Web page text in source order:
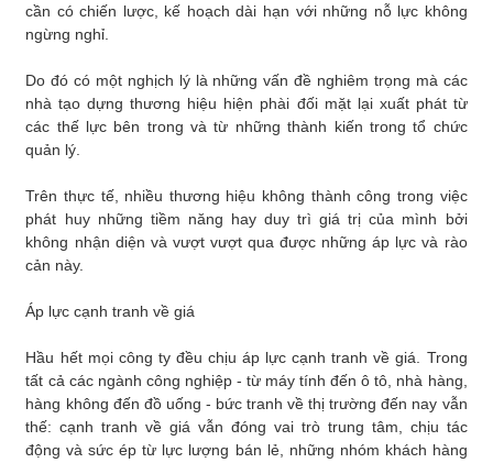
cần có chiến lược, kế hoạch dài hạn với những nỗ lực không
ngừng nghỉ.
Do đó có một nghịch lý là những vấn đề nghiêm trọng mà các
nhà tạo dựng thương hiệu hiện phài đối mặt lại xuất phát từ
các thế lực bên trong và từ những thành kiến trong tổ chức
quản lý.
Trên thực tế, nhiều thương hiệu không thành công trong việc
phát huy những tiềm năng hay duy trì giá trị của mình bởi
không nhận diện và vượt vượt qua được những áp lực và rào
cản này.
Áp lực cạnh tranh về giá
Hầu hết mọi công ty đều chịu áp lực cạnh tranh về giá. Trong
tất cả các ngành công nghiệp - từ máy tính đến ô tô, nhà hàng,
hàng không đến đồ uống - bức tranh về thị trường đến nay vẫn
thế: cạnh tranh về giá vẫn đóng vai trò trung tâm, chịu tác
động và sức ép từ lực lượng bán lẻ, những nhóm khách hàng